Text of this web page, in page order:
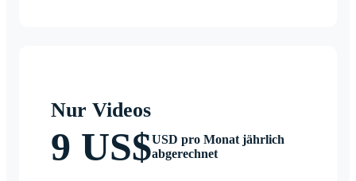
Nur Videos
9 US$USD pro Monat jährlich
abgerechnet